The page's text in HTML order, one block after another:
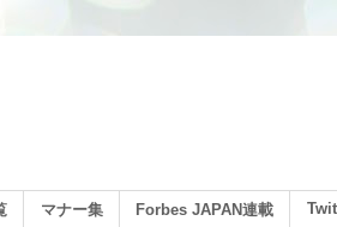
マナー集 Forbes JAPAN連載